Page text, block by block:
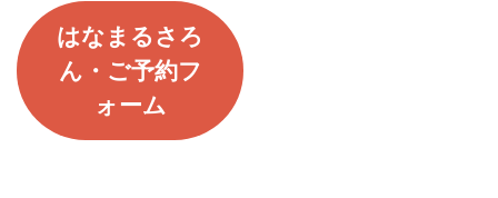
はなまるさろ
ん・ご予約フ
ォーム